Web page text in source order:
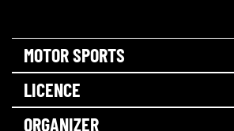
MOTOR SPORTS
LICENCE
ORGANIZER